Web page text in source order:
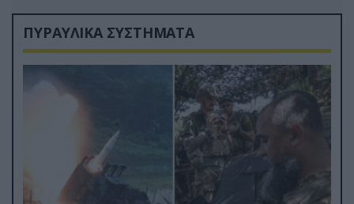
ΠΥΡΑΥΛΙΚΑ ΣΥΣΤΗΜΑΤΑ